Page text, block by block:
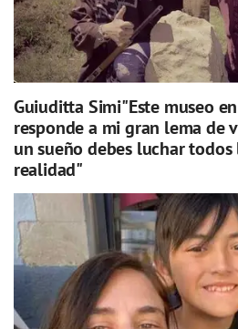
Guiuditta Simi"Este museo
responde a mi gran lema de
un sueño debes luchar
realidad"